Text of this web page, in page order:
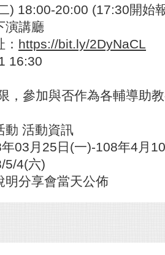
) 18:00-20:00 (17:30開始
演講廳
https://bit.ly/2DyNaCL
16:30
，參加與否作為各輔導助
動 活動資訊
03月25日(一)-108年4月
5/4(六)
明分享會當天公佈